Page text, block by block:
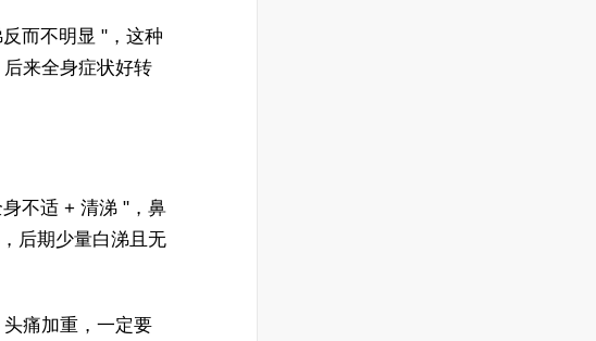
而不明显 "，这种
来全身症状好转
不适 + 清涕 "，鼻
后期少量白涕且无
痛加重，一定要